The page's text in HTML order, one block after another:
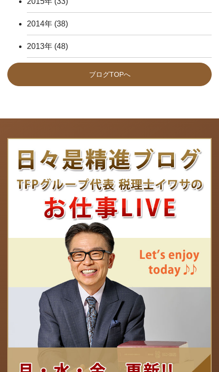
2014年 (38)
2013年 (48)
ブログTOPへ